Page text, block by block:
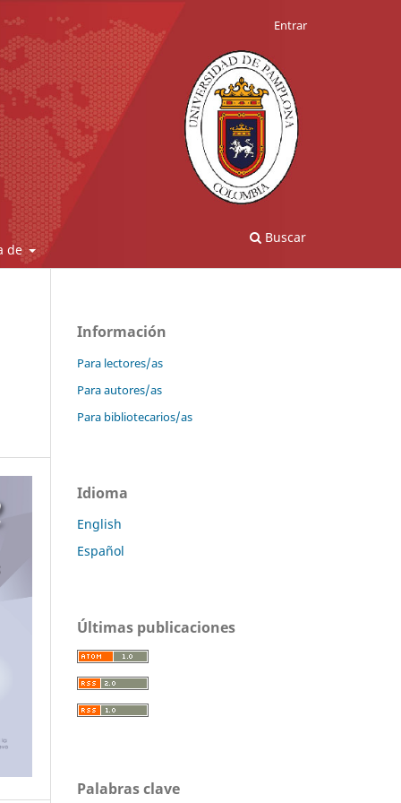
de
Buscar
Entrar
Información
Para lectores/as
Para autores/as
Para bibliotecarios/as
Idioma
English
Español
Últimas publicaciones
Palabras clave